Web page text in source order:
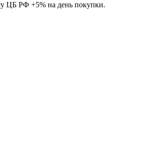
ЦБ РФ +5% на день покупки.